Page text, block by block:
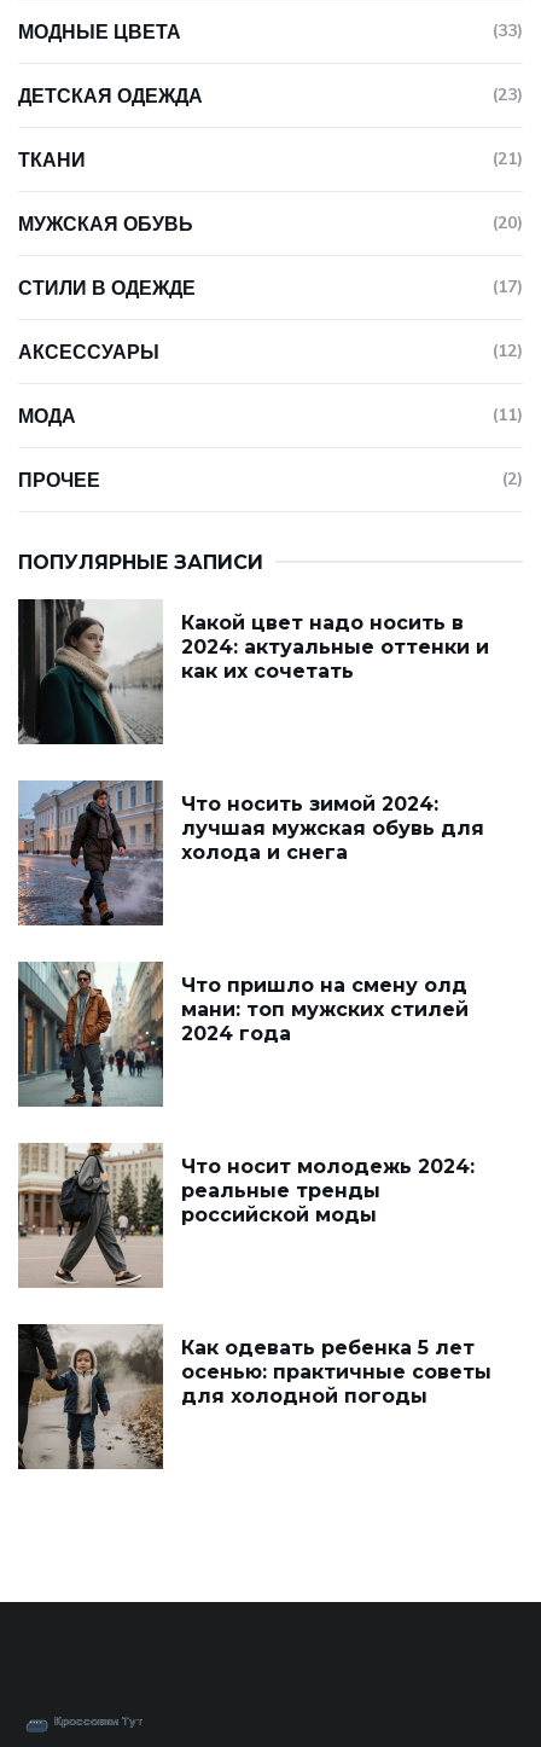
МОДНЫЕ ЦВЕТА (33)
ДЕТСКАЯ ОДЕЖДА (23)
ТКАНИ (21)
МУЖСКАЯ ОБУВЬ (20)
СТИЛИ В ОДЕЖДЕ (17)
АКСЕССУАРЫ (12)
МОДА (11)
ПРОЧЕЕ (2)
ПОПУЛЯРНЫЕ ЗАПИСИ
Какой цвет надо носить в
2024: актуальные оттенки и
как их сочетать
Что носить зимой 2024:
лучшая мужская обувь для
холода и снега
Что пришло на смену олд
мани: топ мужских стилей
2024 года
Что носит молодежь 2024:
реальные тренды
российской моды
Как одевать ребенка 5 лет
осенью: практичные советы
для холодной погоды